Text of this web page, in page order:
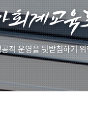
적 운영을 뒷받침하기